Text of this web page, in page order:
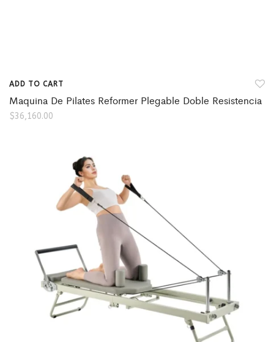
ADD TO CART
Maquina De Pilates Reformer Plegable Doble Resistencia
$36,160.00